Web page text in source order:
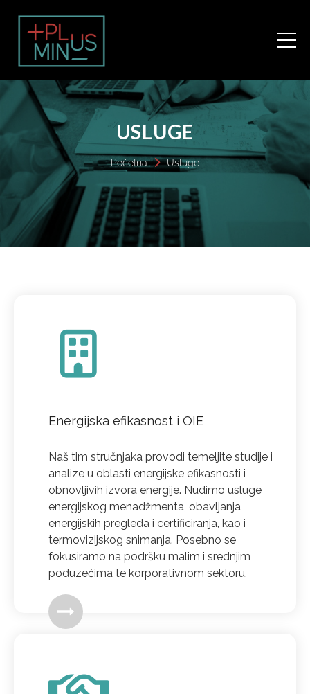
USLUGE
Početna Usluge
Energijska efikasnost i OIE
Naš tim stručnjaka provodi temeljite studije i
analize u oblasti energijske efikasnosti i
obnovljivih izvora energije. Nudimo usluge
energijskog menadžmenta, obavljanja
energijskih pregleda i certificiranja, kao i
termovizijskog snimanja. Posebno se
fokusiramo na podršku malim i srednjim
poduzećima te korporativnom sektoru.